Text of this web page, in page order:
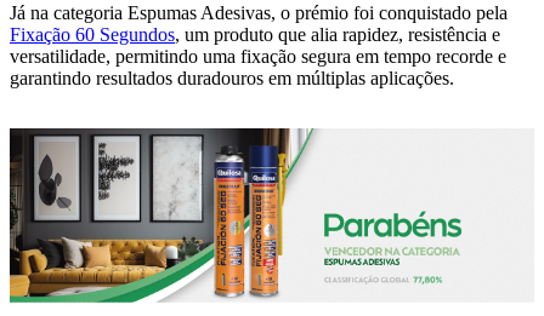
Já na categoria Espumas Adesivas, o prémio foi conquistado pela
Fixação 60 Segundos, um produto que alia rapidez, resistência e
versatilidade, permitindo uma fixação segura em tempo recorde e
garantindo resultados duradouros em múltiplas aplicações.